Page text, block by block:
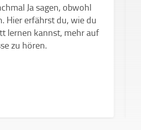
Ja sagen, obwohl
Hier erfährst du, wie du
lernen kannst, mehr auf
zu hören.